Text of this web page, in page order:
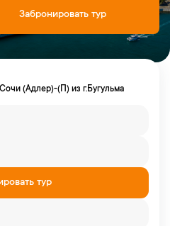
Забронировать тур
(Адлер)-(П) из г.Бугульма
тур